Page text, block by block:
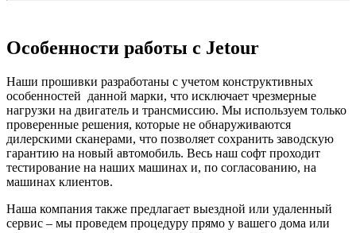
Особенности работы с Jetour
Наши прошивки разработаны с учетом конструктивных
особенностей данной марки, что исключает чрезмерные
нагрузки на двигатель и трансмиссию. Мы используем только
проверенные решения, которые не обнаруживаются
дилерскими сканерами, что позволяет сохранить заводскую
гарантию на новый автомобиль. Весь наш софт проходит
тестирование на наших машинах и, по согласованию, на
машинах клиентов.
Наша компания также предлагает выездной или удаленный
сервис – мы проведем процедуру прямо у вашего дома или